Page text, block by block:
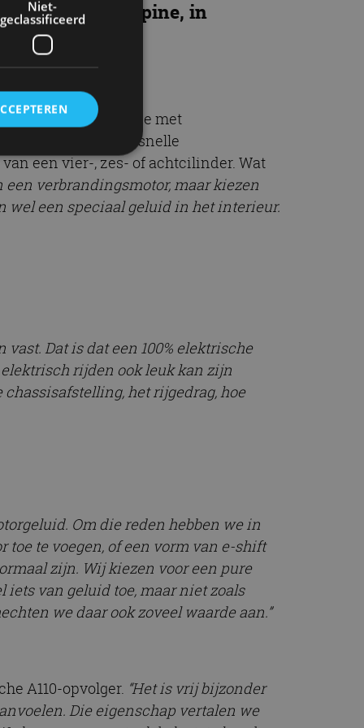
Director Alpine, in
A110-generatie met
Alpine A290 – de snelle
een vier-, zes- of achtcilinder. Wat
een verbrandingsmotor, maar kiezen
wel een speciaal geluid in het interieur.
Dat is dat een 100% elektrische
rijden ook leuk kan zijn
het rijgedrag, hoe
Om die reden hebben we in
te voegen, of een vorm van e-shift
zijn. Wij kiezen voor een pure
van geluid toe, maar niet zoals
we daar ook zoveel waarde aan.”
A110-opvolger. “Het is vrij bijzonder
Die eigenschap vertalen we
Niet-
geclassificeerd
en
service om de
cookie-banner
werken.
te onderscheiden
klant-ID. Het is
om
de
te
uit over hoe
die de
uit over hoe
die de